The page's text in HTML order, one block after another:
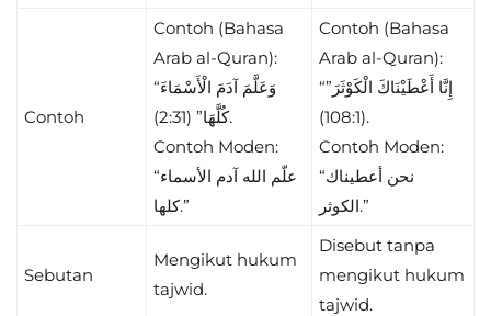
Contoh
Contoh (Bahasa
Arab al-Quran):
“وَعَلَّمَ آدَمَ الْأَسْمَاءَ
كُلَّهَا” (2:31).
Contoh Moden:
“علّم الله آدم الأسماء
كلها.”
Contoh (Bahasa
Arab al-Quran):
“إِنَّا أَعْطَيْنَاكَ الْكَوْثَرَ”
(108:1).
Contoh Moden:
“نحن أعطيناك
الكوثر.”
Sebutan
Mengikut hukum
tajwid.
Disebut tanpa
mengikut hukum
tajwid.